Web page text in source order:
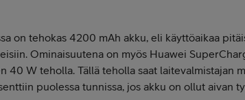
on tehokas 4200 mAh akku, eli käyttöaikaa
Ominaisuutena on myös Huawei
40 W teholla. Tällä teholla saat laitevalmistajan
puolessa tunnissa, jos akku on ollut aivan